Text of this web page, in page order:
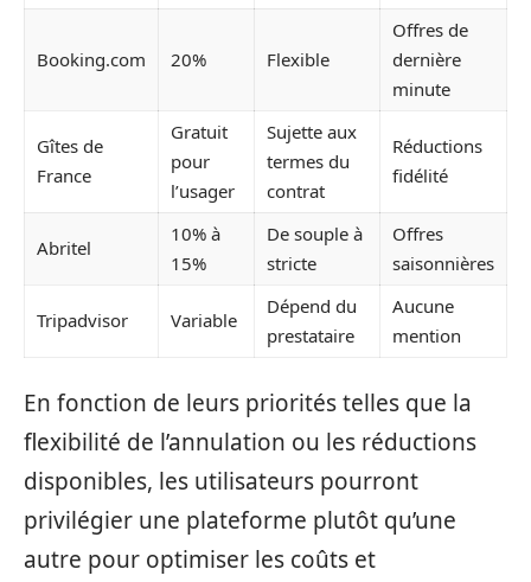
Booking.com 20% Flexible
Offres de
dernière
minute
Gîtes de
France
Gratuit
pour
l’usager
Sujette aux
termes du
contrat
Réductions
fidélité
Abritel
10% à
15%
De souple à
stricte
Offres
saisonnières
Tripadvisor Variable
Dépend du
prestataire
Aucune
mention
En fonction de leurs priorités telles que la
flexibilité de l’annulation ou les réductions
disponibles, les utilisateurs pourront
privilégier une plateforme plutôt qu’une
autre pour optimiser les coûts et